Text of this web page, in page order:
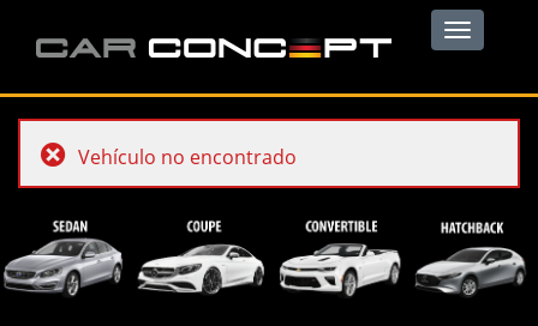
Toggle
navigation
Vehículo no encontrado